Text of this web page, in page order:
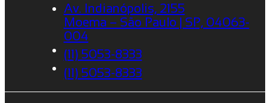
Av. Indianópolis, 2155
Moema – São Paulo | SP, 04063-
004
(11) 5053-8333
(11) 5053-8333